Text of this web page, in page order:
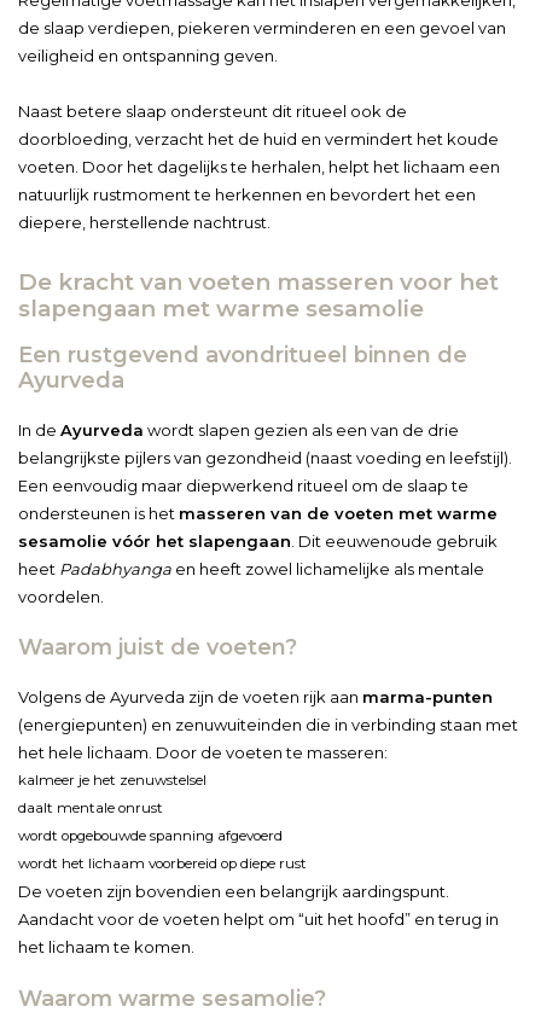
de slaap verdiepen, piekeren verminderen en een gevoel van
veiligheid en ontspanning geven.
Naast betere slaap ondersteunt dit ritueel ook de
doorbloeding, verzacht het de huid en vermindert het koude
voeten. Door het dagelijks te herhalen, helpt het lichaam een
natuurlijk rustmoment te herkennen en bevordert het een
diepere, herstellende nachtrust.
De kracht van voeten masseren voor het
slapengaan met warme sesamolie
Een rustgevend avondritueel binnen de
Ayurveda
In de Ayurveda wordt slapen gezien als een van de drie
belangrijkste pijlers van gezondheid (naast voeding en leefstijl).
Een eenvoudig maar diepwerkend ritueel om de slaap te
ondersteunen is het masseren van de voeten met warme
sesamolie vóór het slapengaan . Dit eeuwenoude gebruik
heet Padabhyanga en heeft zowel lichamelijke als mentale
voordelen.
Waarom juist de voeten?
Volgens de Ayurveda zijn de voeten rijk aan marma-punten
(energiepunten) en zenuwuiteinden die in verbinding staan met
het hele lichaam. Door de voeten te masseren:
kalmeer je het zenuwstelsel
daalt mentale onrust
wordt opgebouwde spanning afgevoerd
wordt het lichaam voorbereid op diepe rust
De voeten zijn bovendien een belangrijk aardingspunt.
Aandacht voor de voeten helpt om “uit het hoofd” en terug in
het lichaam te komen.
Waarom warme sesamolie?